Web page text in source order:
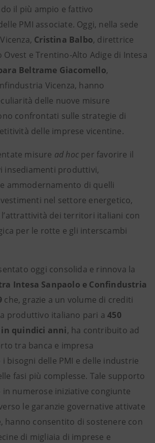
il più ampio e fattivo
PMI associate. Oggi, nella sede
Cristina Balbo, direttrice
Ovest e Trentino-Alto Adige di Intesa
Beltrame Giacomello,
Vicenza, hanno
delle nuove misure
confrontati sulle strategie di
delle imprese vicentine.
misure ad hoc per favorire il
insediamenti produttivi,
ammodernamento di quelli
nel settore energetico,
dei territori italiani con
per le rotte e gli interscambi
oggi consolida e rinnova la
Intesa Sanpaolo e Confindustria
che, grazie a un volume di crediti
produttivo italiano pari a450
quindici anni, ha contribuito ad
tra banca e impresa
bisogni delle PMI e delle industrie
fasi più complesse. Tale supporto
numerose iniziative congiunte
le garanzie governative attivate
hanno consentito di sostenere con
di migliaia di imprese e